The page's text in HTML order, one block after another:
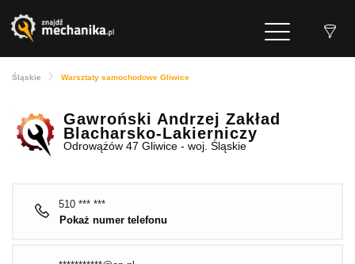
Śląskie Warsztaty samochodowe Gliwice
Gawroński Andrzej Zakład
Blacharsko-Lakierniczy
Odrowążów 47 Gliwice - woj. Śląskie
510 *** ***
Pokaż numer telefonu